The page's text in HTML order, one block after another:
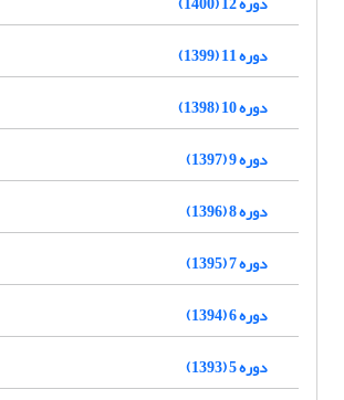
دوره 11 (1399)
دوره 10 (1398)
دوره 9 (1397)
دوره 8 (1396)
دوره 7 (1395)
دوره 6 (1394)
دوره 5 (1393)